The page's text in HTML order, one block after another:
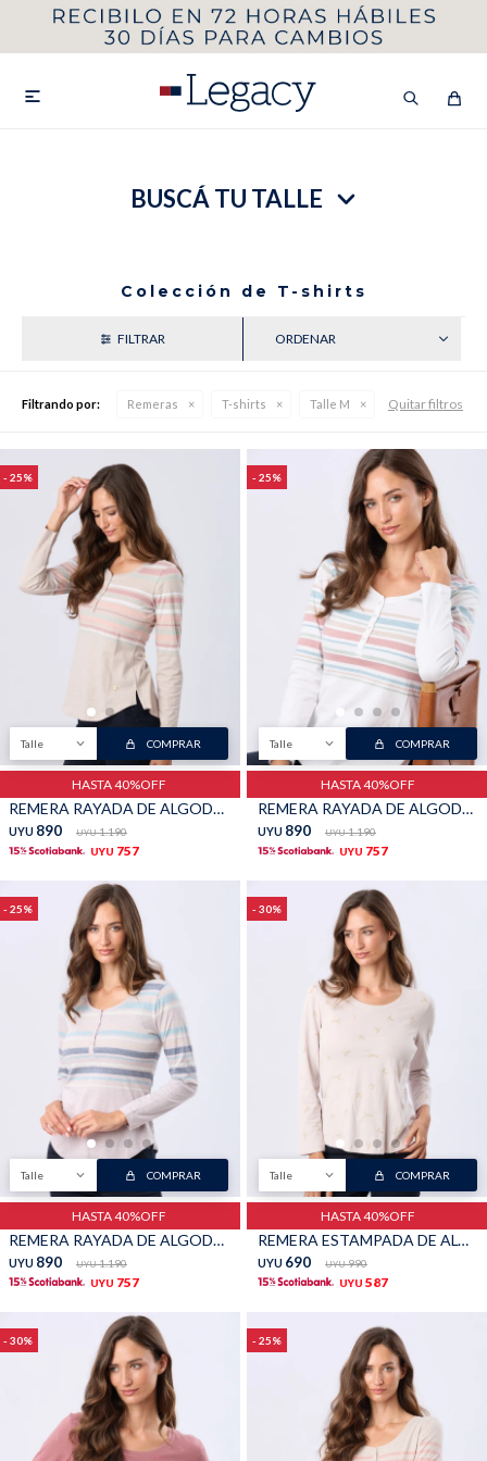

BUSCÁ TU TALLE
Colección de T-shirts
Filtrando por: Remeras T-shirts Talle M Quitar filtros
25
Talle COMPRAR
HASTA 40%OFF
REMERA RAYADA DE ALGODÓN - Beige
UYU 890 UYU 1.190
UYU 757
25
Talle COMPRAR
HASTA 40%OFF
REMERA RAYADA DE ALGODÓN - Blanco
UYU 890 UYU 1.190
UYU 757
25
Talle COMPRAR
HASTA 40%OFF
REMERA RAYADA DE ALGODÓN - Lavanda
UYU 890 UYU 1.190
UYU 757
30
Talle COMPRAR
HASTA 40%OFF
REMERA ESTAMPADA DE ALGODÓN - Beige
UYU 690 UYU 990
UYU 587
30 25
MI CUENTA
Buzos Pantalones
Camperas Chalecos
Canguros
Shorts
Sacos Calzado
Bolsos y valijas Accesorios